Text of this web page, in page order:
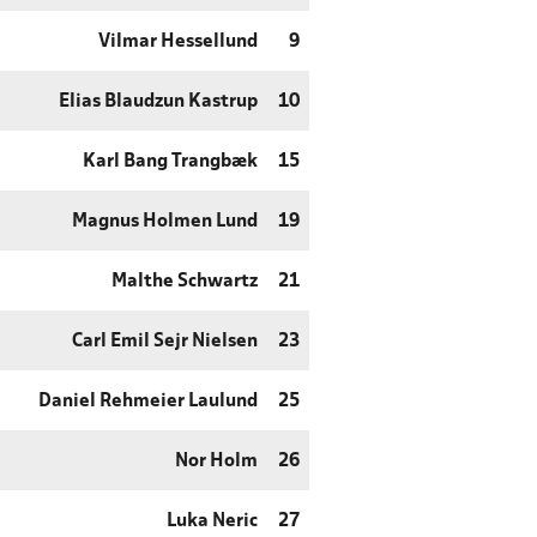
Vilmar Hessellund 9
Elias Blaudzun Kastrup 10
Karl Bang Trangbæk 15
Magnus Holmen Lund 19
Malthe Schwartz 21
Carl Emil Sejr Nielsen 23
Daniel Rehmeier Laulund 25
Nor Holm 26
Luka Neric 27